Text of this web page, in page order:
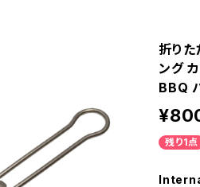
折りた
ング
BBQ
残り1点